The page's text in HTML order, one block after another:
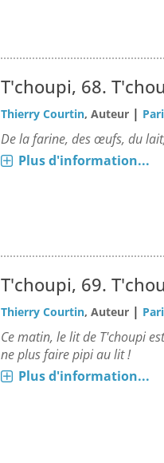
T'choupi, 68.
Thierry Courtin, Auteur |
De la farine, des œufs, du
Plus d'information...
T'choupi, 69.
Thierry Courtin, Auteur |
Ce matin, le lit de T'choupi
ne plus faire pipi au lit !
Plus d'information...